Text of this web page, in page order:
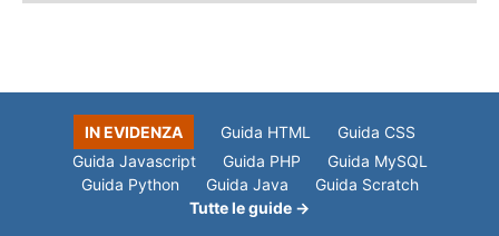
IN EVIDENZA Guida HTML
Guida CSS
Guida Javascript
Guida PHP
Guida MySQL
Guida Python
Guida Java
Guida Scratch
Tutte le guide →